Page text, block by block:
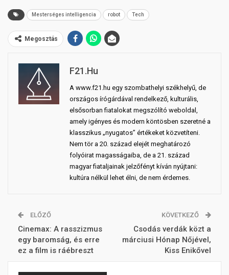
Mesterséges intelligencia robot Tech
Megosztás
F21.hu
A www.f21.hu egy szombathelyi székhelyű, de
országos írógárdával rendelkező, kulturális,
elsősorban fiatalokat megszólító weboldal,
amely igényes és modern köntösben szeretné a
klasszikus „nyugatos” értékeket közvetíteni.
Nem tör a 20. század elejét meghatározó
folyóirat magasságaiba, de a 21. század
magyar fiataljainak jelzőfényt kíván nyújtani:
kultúra nélkül lehet élni, de nem érdemes.
ELŐZŐ
Cinemax: A rasszizmus
egy baromság, és erre
ez a film is ráébreszt
KÖVETKEZŐ
Csodás verdák közt a
márciusi Hónap Nőjével,
Kiss Enikővel